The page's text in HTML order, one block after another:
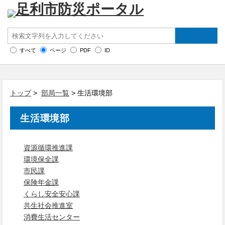
すべて ページ PDF ID
トップ> 部局一覧 > 生活環境部
生活環境部
資源循環推進課
環境保全課
市民課
保険年金課
くらし安全安心課
共生社会推進室
消費生活センター